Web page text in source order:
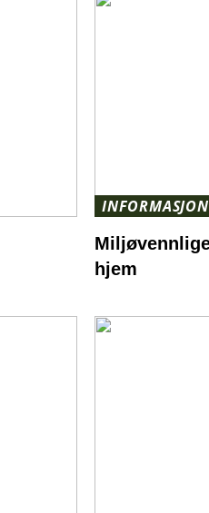
INFORMASJON
hjem